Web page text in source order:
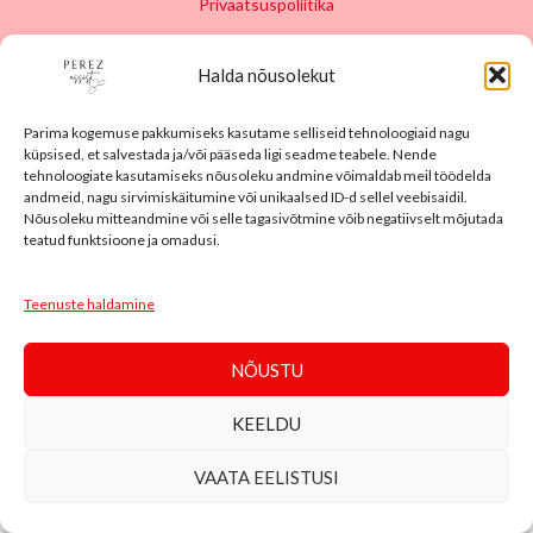
Halda nõusolekut
Parima kogemuse pakkumiseks kasutame selliseid tehnoloogiaid nagu
küpsised, et salvestada ja/või pääseda ligi seadme teabele. Nende
tehnoloogiate kasutamiseks nõusoleku andmine võimaldab meil töödelda
andmeid, nagu sirvimiskäitumine või unikaalsed ID-d sellel veebisaidil.
Nõusoleku mitteandmine või selle tagasivõtmine võib negatiivselt mõjutada
teatud funktsioone ja omadusi.
Teenuste haldamine
NÕUSTU
KEELDU
VAATA EELISTUSI
Privaatsuspoliitika